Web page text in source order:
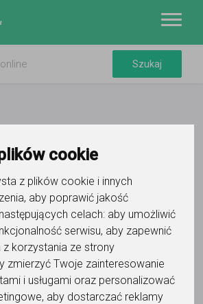
cookie
z plików cookie i innych
aby poprawić jakość
celach: aby umożliwić
serwisu, aby zapewnić
z korzystania ze strony
zmierzyć Twoje zainteresowanie
i usługami oraz personalizować
, aby dostarczać reklamy
kontaktu